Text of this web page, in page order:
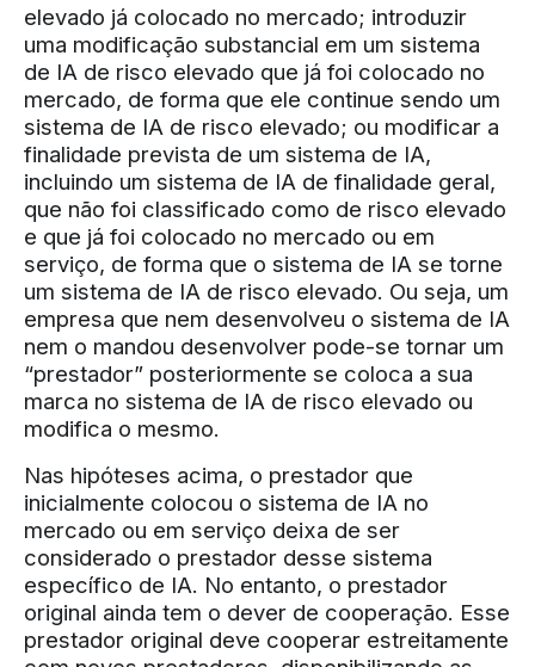
elevado já colocado no mercado; introduzir
uma modificação substancial em um sistema
de IA de risco elevado que já foi colocado no
mercado, de forma que ele continue sendo um
sistema de IA de risco elevado; ou modificar a
finalidade prevista de um sistema de IA,
incluindo um sistema de IA de finalidade geral,
que não foi classificado como de risco elevado
e que já foi colocado no mercado ou em
serviço, de forma que o sistema de IA se torne
um sistema de IA de risco elevado. Ou seja, um
empresa que nem desenvolveu o sistema de IA
nem o mandou desenvolver pode-se tornar um
“prestador” posteriormente se coloca a sua
marca no sistema de IA de risco elevado ou
modifica o mesmo.
Nas hipóteses acima, o prestador que
inicialmente colocou o sistema de IA no
mercado ou em serviço deixa de ser
considerado o prestador desse sistema
específico de IA. No entanto, o prestador
original ainda tem o dever de cooperação. Esse
prestador original deve cooperar estreitamente